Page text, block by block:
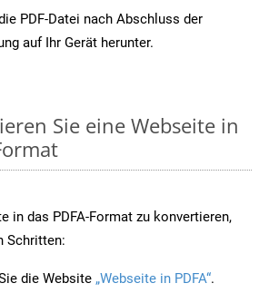
PDF-Datei nach Abschluss der
auf Ihr Gerät herunter.
Sie eine Webseite in
in das PDFA-Format zu konvertieren,
Schritten:
die Website „Webseite in PDFA“.